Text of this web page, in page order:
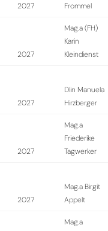
2027
Frommel
2027
Mag.a (FH)
Karin
Kleindienst
2027
DIin Manuela
Hirzberger
2027
Mag.a
Friederike
Tagwerker
2027
Mag.a Birgit
Appelt
Mag.a